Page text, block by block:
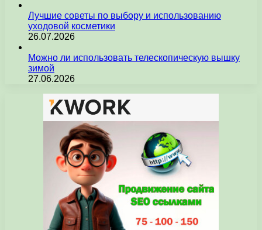
Лучшие советы по выбору и использованию
уходовой косметики
26.07.2026
Можно ли использовать телескопическую вышку
зимой
27.06.2026